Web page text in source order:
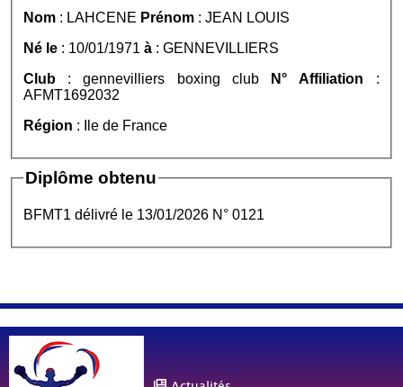
Nom : LAHCENE Prénom : JEAN LOUIS
Né le : 10/01/1971 à : GENNEVILLIERS
Club : gennevilliers boxing club N° Affiliation :
AFMT1692032
Région : Ile de France
Diplôme obtenu
BFMT1 délivré le 13/01/2026 N° 0121